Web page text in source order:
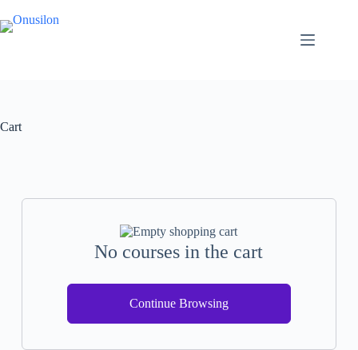
to
content
Cart
No courses in the cart
Continue Browsing